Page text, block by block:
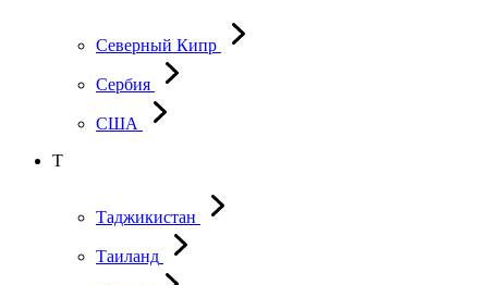
Северный Кипр
Сербия
США
Т
Таджикистан
Таиланд